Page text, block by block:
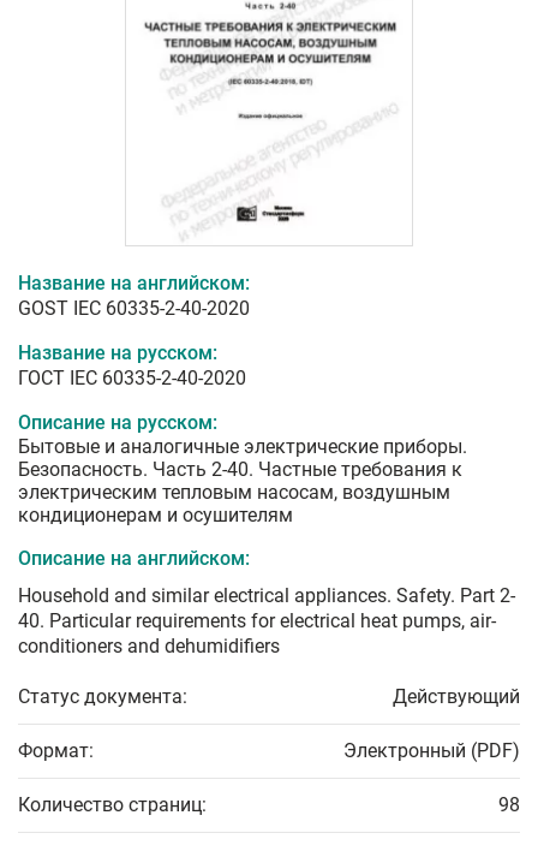
Название на английском:
GOST IEC 60335-2-40-2020
Название на русском:
ГОСТ IEC 60335-2-40-2020
Описание на русском:
Бытовые и аналогичные электрические приборы.
Безопасность. Часть 2-40. Частные требования к
электрическим тепловым насосам, воздушным
кондиционерам и осушителям
Описание на английском:
Household and similar electrical appliances. Safety. Part 2-
40. Particular requirements for electrical heat pumps, air-
conditioners and dehumidifiers
Статус документа: Действующий
Формат: Электронный (PDF)
Количество страниц: 98